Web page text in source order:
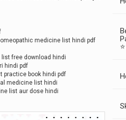
medicine list hindi pdf
free download hindi
hindi pdf
practice book hindi pdf
medicine list hindi
list aur dose hindi